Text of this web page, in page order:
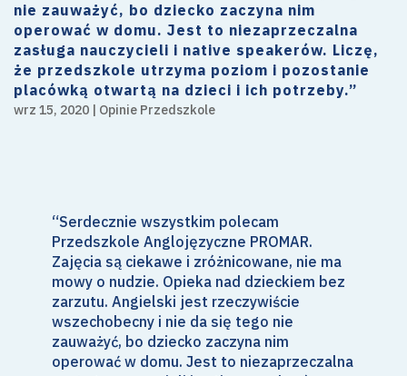
nie zauważyć, bo dziecko zaczyna nim
operować w domu. Jest to niezaprzeczalna
zasługa nauczycieli i native speakerów. Liczę,
że przedszkole utrzyma poziom i pozostanie
placówką otwartą na dzieci i ich potrzeby.”
wrz 15, 2020 | Opinie Przedszkole
“Serdecznie wszystkim polecam
Przedszkole Anglojęzyczne PROMAR.
Zajęcia są ciekawe i zróżnicowane, nie ma
mowy o nudzie. Opieka nad dzieckiem bez
zarzutu. Angielski jest rzeczywiście
wszechobecny i nie da się tego nie
zauważyć, bo dziecko zaczyna nim
operować w domu. Jest to niezaprzeczalna